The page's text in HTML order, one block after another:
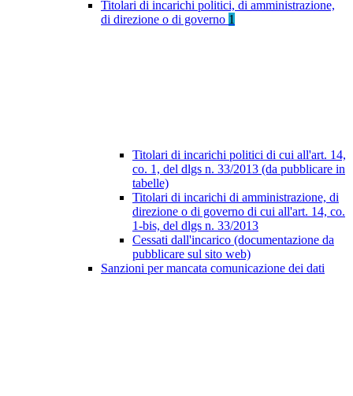
Titolari di incarichi politici, di amministrazione,
di direzione o di governo 1
Titolari di incarichi politici di cui all'art. 14,
co. 1, del dlgs n. 33/2013 (da pubblicare in
tabelle)
Titolari di incarichi di amministrazione, di
direzione o di governo di cui all'art. 14, co.
1-bis, del dlgs n. 33/2013
Cessati dall'incarico (documentazione da
pubblicare sul sito web)
Sanzioni per mancata comunicazione dei dati